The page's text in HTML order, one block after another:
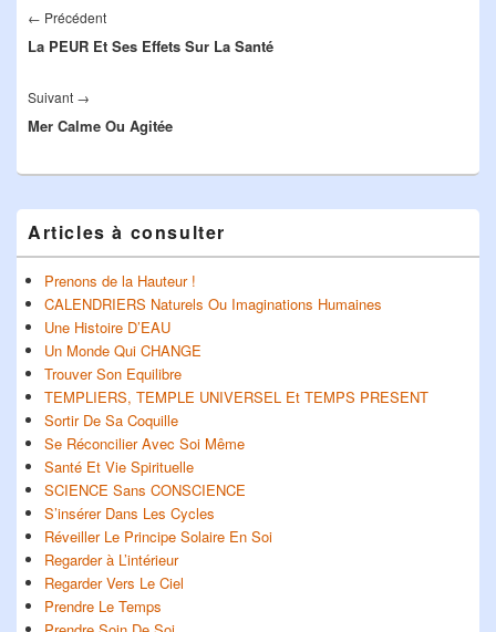
de
l’article
← Précédent
précédent :
La PEUR Et Ses Effets Sur La Santé
Suivant →
suivant :
Mer Calme Ou Agitée
Zone
principale
de
widget
pour
barre
latérale
Articles à consulter
Prenons de la Hauteur !
CALENDRIERS Naturels Ou Imaginations Humaines
Une Histoire D’EAU
Un Monde Qui CHANGE
Trouver Son Equilibre
TEMPLIERS, TEMPLE UNIVERSEL Et TEMPS PRESENT
Sortir De Sa Coquille
Se Réconcilier Avec Soi Même
Santé Et Vie Spirituelle
SCIENCE Sans CONSCIENCE
S’insérer Dans Les Cycles
Réveiller Le Principe Solaire En Soi
Regarder à L’intérieur
Regarder Vers Le Ciel
Prendre Le Temps